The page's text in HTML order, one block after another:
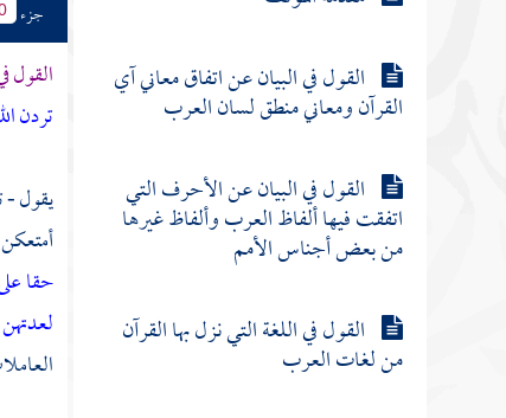
القول في البيان عن اتفاق معاني آي
القرآن ومعاني منطق لسان العرب
القول في البيان عن الأحرف التي
اتفقت فيها ألفاظ العرب وألفاظ غيرها
من بعض أجناس الأمم
القول في اللغة التي نزل بها القرآن
من لغات العرب
جزء
القول
تردن
يقول -
حقا
لعدتهن